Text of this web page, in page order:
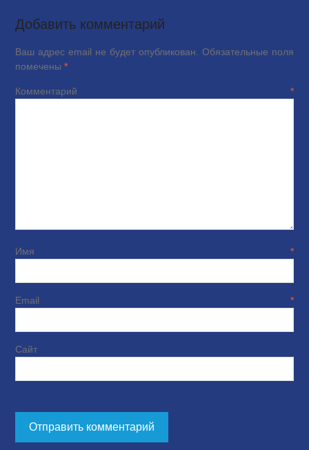
Добавить комментарий
Ваш адрес email не будет опубликован. Обязательные поля
помечены *
Комментарий*
Имя*
Email*
Сайт